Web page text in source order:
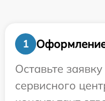
1
Оставьте
сервисного